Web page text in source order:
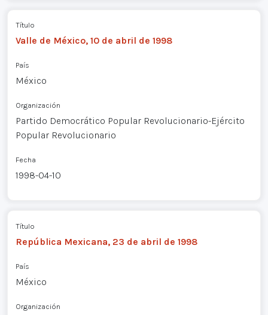
Título
Valle de México, 10 de abril de 1998
País
México
Organización
Partido Democrático Popular Revolucionario-Ejército
Popular Revolucionario
Fecha
1998-04-10
Título
República Mexicana, 23 de abril de 1998
País
México
Organización